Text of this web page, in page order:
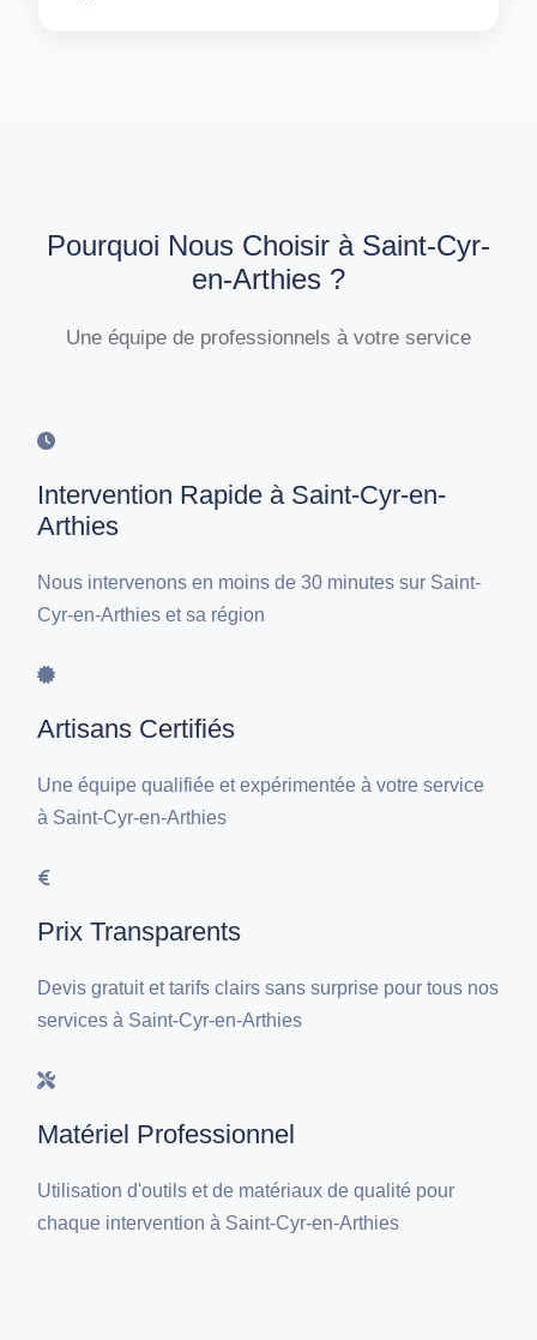
Pourquoi Nous Choisir à Saint-Cyr-
en-Arthies ?
Une équipe de professionnels à votre service
Intervention Rapide à Saint-Cyr-en-
Arthies
Nous intervenons en moins de 30 minutes sur Saint-
Cyr-en-Arthies et sa région
Artisans Certifiés
Une équipe qualifiée et expérimentée à votre service
à Saint-Cyr-en-Arthies
Prix Transparents
Devis gratuit et tarifs clairs sans surprise pour tous nos
services à Saint-Cyr-en-Arthies
Matériel Professionnel
Utilisation d'outils et de matériaux de qualité pour
chaque intervention à Saint-Cyr-en-Arthies